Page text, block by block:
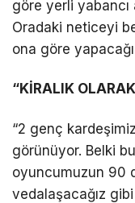
göre yerli yabancı
Oradaki neticeyi
ona göre
“KİRALIK
“2 genç
görünüyor. Belki
oyuncumuzun 90
vedalaşacağız